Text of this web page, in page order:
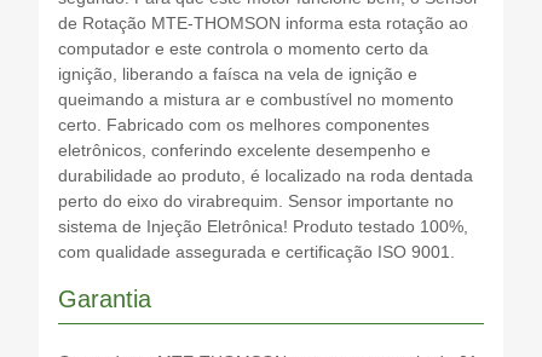
de Rotação MTE-THOMSON informa esta rotação ao
computador e este controla o momento certo da
ignição, liberando a faísca na vela de ignição e
queimando a mistura ar e combustível no momento
certo. Fabricado com os melhores componentes
eletrônicos, conferindo excelente desempenho e
durabilidade ao produto, é localizado na roda dentada
perto do eixo do virabrequim. Sensor importante no
sistema de Injeção Eletrônica! Produto testado 100%,
com qualidade assegurada e certificação ISO 9001.
Garantia